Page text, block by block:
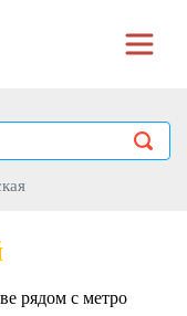
рядом с метро